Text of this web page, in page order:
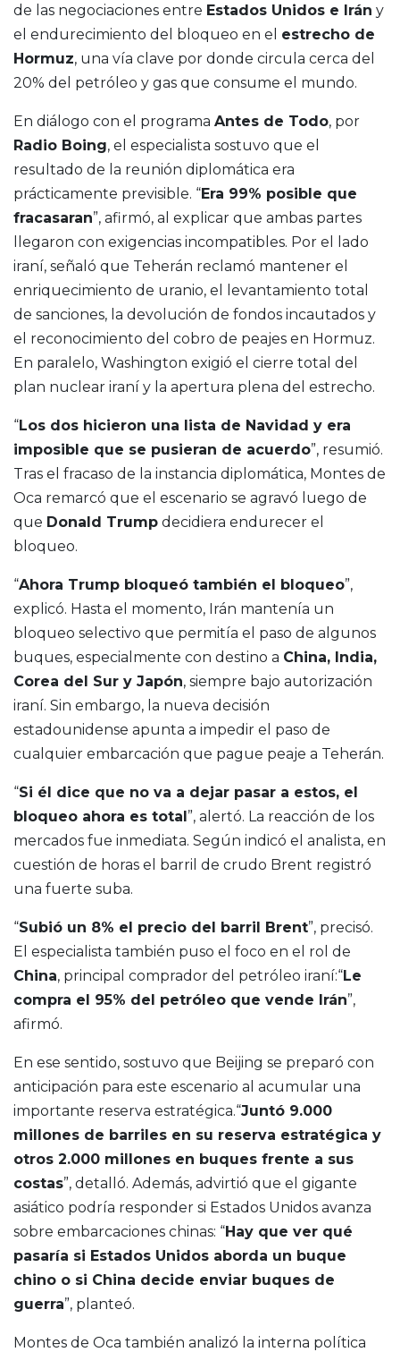
de las negociaciones entre Estados Unidos e Irán y
el endurecimiento del bloqueo en el estrecho de
Hormuz, una vía clave por donde circula cerca del
20% del petróleo y gas que consume el mundo.
En diálogo con el programa Antes de Todo, por
Radio Boing, el especialista sostuvo que el
resultado de la reunión diplomática era
prácticamente previsible. “Era 99% posible que
fracasaran”, afirmó, al explicar que ambas partes
llegaron con exigencias incompatibles. Por el lado
iraní, señaló que Teherán reclamó mantener el
enriquecimiento de uranio, el levantamiento total
de sanciones, la devolución de fondos incautados y
el reconocimiento del cobro de peajes en Hormuz.
En paralelo, Washington exigió el cierre total del
plan nuclear iraní y la apertura plena del estrecho.
“Los dos hicieron una lista de Navidad y era
imposible que se pusieran de acuerdo”, resumió.
Tras el fracaso de la instancia diplomática, Montes de
Oca remarcó que el escenario se agravó luego de
que Donald Trump decidiera endurecer el
bloqueo.
“Ahora Trump bloqueó también el bloqueo”,
explicó. Hasta el momento, Irán mantenía un
bloqueo selectivo que permitía el paso de algunos
buques, especialmente con destino a China, India,
Corea del Sur y Japón, siempre bajo autorización
iraní. Sin embargo, la nueva decisión
estadounidense apunta a impedir el paso de
cualquier embarcación que pague peaje a Teherán.
“Si él dice que no va a dejar pasar a estos, el
bloqueo ahora es total”, alertó. La reacción de los
mercados fue inmediata. Según indicó el analista, en
cuestión de horas el barril de crudo Brent registró
una fuerte suba.
“Subió un 8% el precio del barril Brent”, precisó.
El especialista también puso el foco en el rol de
China, principal comprador del petróleo iraní:“Le
compra el 95% del petróleo que vende Irán”,
afirmó.
En ese sentido, sostuvo que Beijing se preparó con
anticipación para este escenario al acumular una
importante reserva estratégica.“Juntó 9.000
millones de barriles en su reserva estratégica y
otros 2.000 millones en buques frente a sus
costas”, detalló. Además, advirtió que el gigante
asiático podría responder si Estados Unidos avanza
sobre embarcaciones chinas: “Hay que ver qué
pasaría si Estados Unidos aborda un buque
chino o si China decide enviar buques de
guerra”, planteó.
Montes de Oca también analizó la interna política